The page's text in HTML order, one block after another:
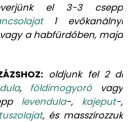
el 3-3 csepp
1 evőkanálnyi
a habfürdőben, majd
oldjunk fel 2 dl
, földimogyoróvagy
levendula-, kajeput-,
, és masszírozzuk